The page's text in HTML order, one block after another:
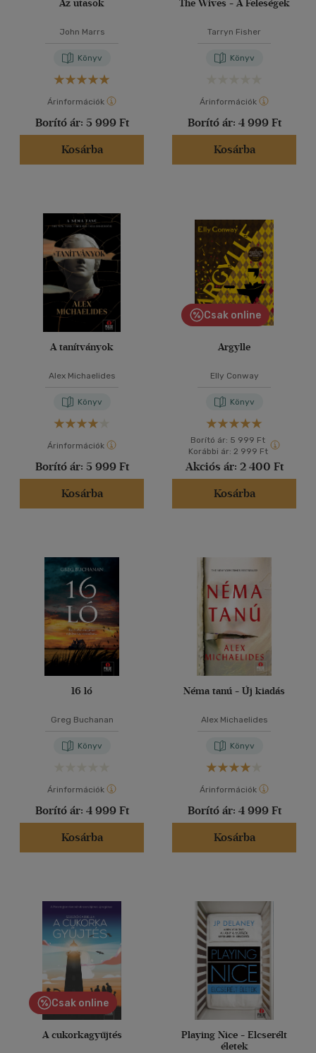
Az utasok
John Marrs
Könyv
Árinformációk
Borító ár: 5 999 Ft
Kosárba
The Wives - A Feleségek
Tarryn Fisher
Könyv
Árinformációk
Borító ár: 4 999 Ft
Kosárba
A tanítványok
Alex Michaelides
Könyv
Árinformációk
Borító ár: 5 999 Ft
Kosárba
Csak online
Argylle
Elly Conway
Könyv
Borító ár: 5 999 Ft
Korábbi ár: 2 999 Ft
Akciós ár: 2 400 Ft
Kosárba
16 ló
Greg Buchanan
Könyv
Árinformációk
Borító ár: 4 999 Ft
Kosárba
Néma tanú - Új kiadás
Alex Michaelides
Könyv
Árinformációk
Borító ár: 4 999 Ft
Kosárba
Csak online
A cukorkagyűjtés
Playing Nice - Elcserélt
életek